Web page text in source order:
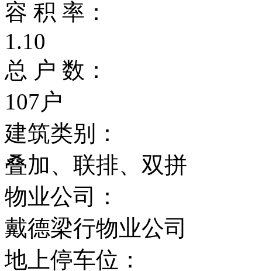
容 积 率：
1.10
总 户 数：
107户
建筑类别：
叠加、联排、双拼
物业公司：
戴德梁行物业公司
地上停车位：